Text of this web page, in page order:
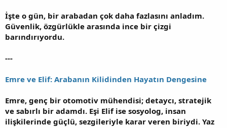
İşte o gün, bir arabadan çok daha fazlasını anladım.
Güvenlik, özgürlükle arasında ince bir çizgi
barındırıyordu.
---
Emre ve Elif: Arabanın Kilidinden Hayatın Dengesine
Emre, genç bir otomotiv mühendisi; detaycı, stratejik
ve sabırlı bir adamdı. Eşi Elif ise sosyolog, insan
ilişkilerinde güçlü, sezgileriyle karar veren biriydi. Yaz